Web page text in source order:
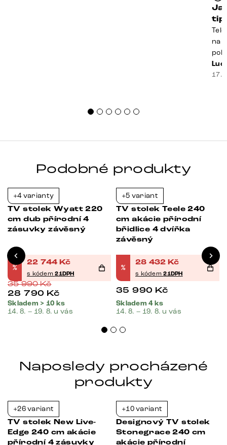
na
17.
Podobné produkty
+4 varianty
TV stolek Wyatt 220
cm dub přírodní 4
zásuvky závěsný
%
22 744 Kč
s kódem21DPH
35 990Kč
28 790 Kč
Skladem > 10 ks
14. 8. – 19. 8. u vás
+5 variant
TV stolek Teele 240
cm akácie přírodní
břidlice 4 dvířka
závěsný
%
28 432 Kč
s kódem21DPH
35 990 Kč
Skladem 4 ks
14. 8. – 19. 8. u vás
Naposledy procházené
produkty
+26 variant
TV stolek New Live-
Edge 240 cm akácie
přírodní 4 zásuvky
+10 variant
Designový TV stolek
Stonegrace 240 cm
akácie přírodní